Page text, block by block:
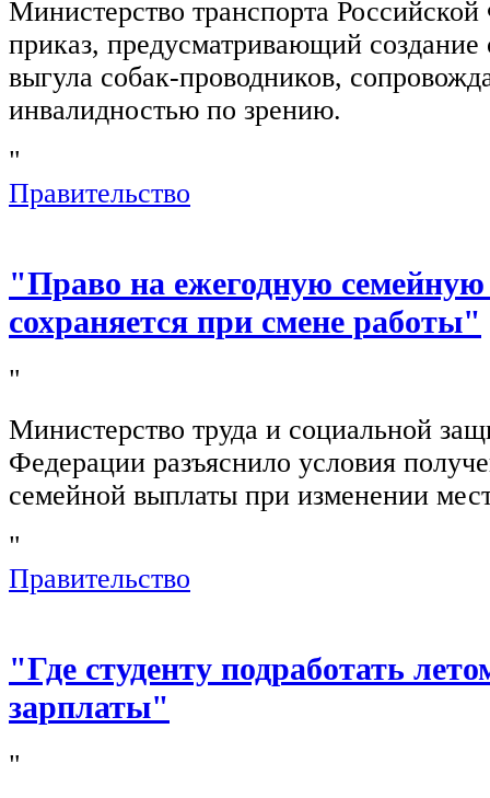
Министерство транспорта
приказ, предусматривающий создание
выгула собак-проводников,
инвалидностью по зрению.
"
Правительство
"Право на ежегодную
сохраняется при смене работы"
"
Министерство труда и социальной
Федерации разъяснило условия
семейной выплаты при изменении
"
Правительство
"Где студенту подработать
зарплаты"
"